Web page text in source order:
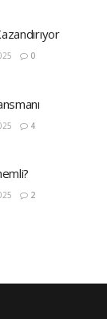
0
4
2